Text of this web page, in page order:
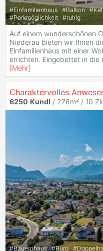
#Einfamilienhaus #Balkon #
#Parkmöglichkeit #ruhig
Auf einem wunderschönen
Niederau bieten wir Ihnen
Einfamilienhaus mit einer
errichten. Eingebettet in die
[Mehr]
6250 Kundl / 276m² / 10
#Bauernhaus #Büro #